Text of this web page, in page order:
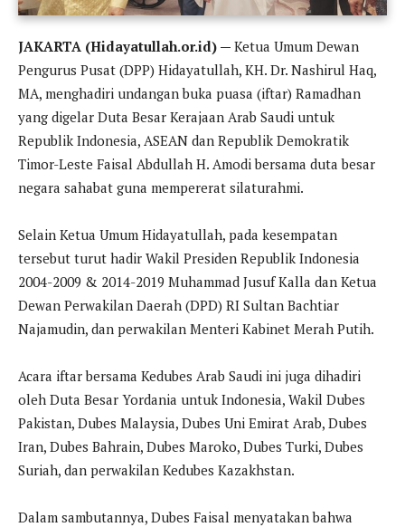
JAKARTA (Hidayatullah.or.id) — Ketua Umum Dewan
Pengurus Pusat (DPP) Hidayatullah, KH. Dr. Nashirul Haq,
MA, menghadiri undangan buka puasa (iftar) Ramadhan
yang digelar Duta Besar Kerajaan Arab Saudi untuk
Republik Indonesia, ASEAN dan Republik Demokratik
Timor-Leste Faisal Abdullah H. Amodi bersama duta besar
negara sahabat guna mempererat silaturahmi.
Selain Ketua Umum Hidayatullah, pada kesempatan
tersebut turut hadir Wakil Presiden Republik Indonesia
2004-2009 & 2014-2019 Muhammad Jusuf Kalla dan Ketua
Dewan Perwakilan Daerah (DPD) RI Sultan Bachtiar
Najamudin, dan perwakilan Menteri Kabinet Merah Putih.
Acara iftar bersama Kedubes Arab Saudi ini juga dihadiri
oleh Duta Besar Yordania untuk Indonesia, Wakil Dubes
Pakistan, Dubes Malaysia, Dubes Uni Emirat Arab, Dubes
Iran, Dubes Bahrain, Dubes Maroko, Dubes Turki, Dubes
Suriah, dan perwakilan Kedubes Kazakhstan.
Dalam sambutannya, Dubes Faisal menyatakan bahwa